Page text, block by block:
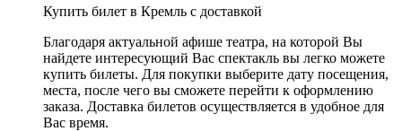
Купить билет в Кремль с доставкой
Благодаря актуальной афише театра, на которой Вы
найдете интересующий Вас спектакль вы легко можете
купить билеты. Для покупки выберите дату посещения,
места, после чего вы сможете перейти к оформлению
заказа. Доставка билетов осуществляется в удобное для
Вас время.